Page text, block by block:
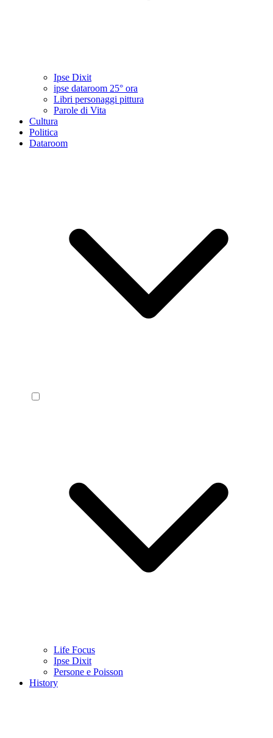
Ipse Dixit
ipse dataroom 25° ora
Libri personaggi pittura
Parole di Vita
Cultura
Politica
Dataroom
Life Focus
Ipse Dixit
Persone e Poisson
History